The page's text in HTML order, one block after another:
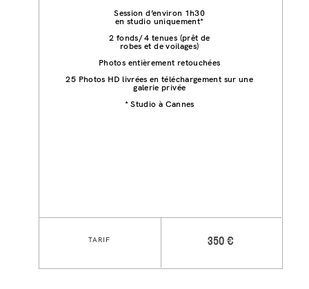
Session d’environ 1h30
en studio uniquement*
2 fonds/ 4 tenues (prêt de
robes et de voilages)
Photos entièrement retouchées
25 Photos HD livrées en téléchargement sur une
galerie privée
* Studio à Cannes
350 €
TARIF